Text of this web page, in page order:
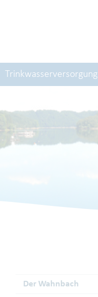
Trinkwasserversorgung
Der Wahnbach